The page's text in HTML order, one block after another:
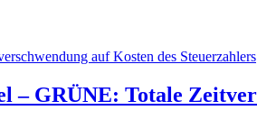
– GRÜNE: Totale